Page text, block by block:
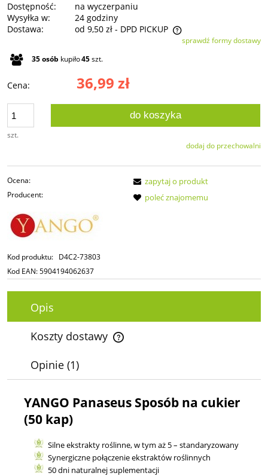
Dostępność:
na wyczerpaniu
Wysyłka w:
24 godziny
Dostawa:
od 9,50 zł - DPD PICKUP
Cena nie zawiera ewentualnych kosztów płatnościsprawdź formy dostawy
35osób kupiło45szt.
Cena: 36,99 zł
szt.
do koszyka
dodaj do przechowalni
Ocena:
Producent:
Kod produktu: D4C2-73803
Kod EAN:5904194062637
zapytaj o produkt
poleć znajomemu
Opis
Koszty dostawy
Cena nie zawiera ewentualnych kosztów płatności
Opinie (1)
YANGO Panaseus Sposób na cukier
(50 kap)
Silne ekstrakty roślinne, w tym aż 5 – standaryzowany
Synergiczne połączenie ekstraktów roślinnych
50 dni naturalnej suplementacji